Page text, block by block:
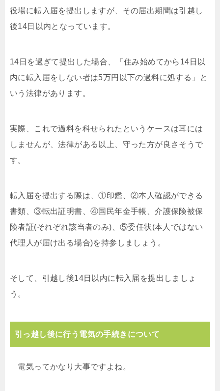
役場に転入届を提出しますが、その届出期間は引越し
後14日以内となっています。
14日を過ぎて提出した場合、「住み始めてから14日以
内に転入届をしない者は5万円以下の過料に処する」と
いう法律があります。
実際、これで過料を科せられたというケースは耳には
しませんが、法律がある以上、守った方が良さそうで
す。
転入届を提出する際は、①印鑑、②本人確認ができる
書類、③転出証明書、④国民年金手帳、介護保険被保
険者証(それぞれ該当者のみ)、⑤委任状(本人ではない
代理人が届け出る場合)を持参しましょう。
そして、引越し後14日以内に転入届を提出しましょ
う。
引っ越し後に行う電気の手続きについて
電気ってかなり大事ですよね。